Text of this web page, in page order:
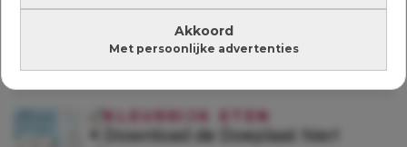
Akkoord
Met persoonlijke advertenties
Rebus op de doeplaat opgelost?
Maak hier kans op toffe prijzen!
KLEURRIJK ETEN
Download de Doeplaat hier!